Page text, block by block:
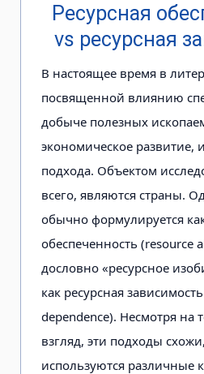
Ресурсная
vs ресурсная
В настоящее время в
посвященной влиянию
добыче полезных
экономическое развитие,
подхода. Объектом
всего, являются страны.
обычно формулируется
обеспеченность (resource
дословно «ресурсное
как ресурсная
dependence). Несмотря на
взгляд, эти подходы
используются различные